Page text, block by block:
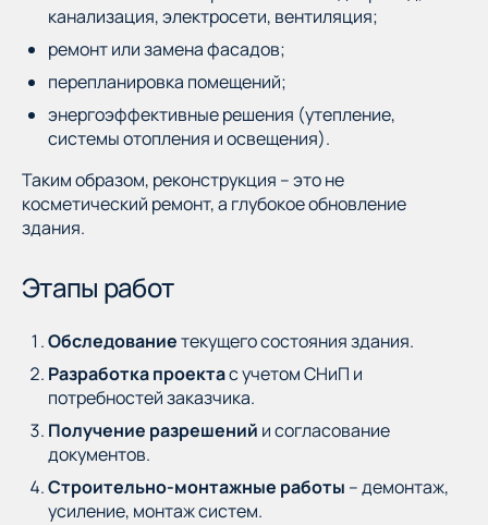
канализация, электросети, вентиляция;
ремонт или замена фасадов;
перепланировка помещений;
энергоэффективные решения (утепление,
системы отопления и освещения).
Таким образом, реконструкция – это не
косметический ремонт, а глубокое обновление
здания.
Этапы работ
Обследованиетекущего состояния здания.
Разработка проектас учетом СНиП и
потребностей заказчика.
Получение разрешений и согласование
документов.
Строительно-монтажные работы – демонтаж,
усиление, монтаж систем.